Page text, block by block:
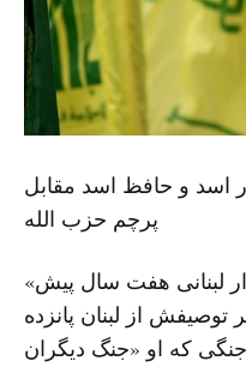
اسد و حافظ اسد مقابل
پرچم حزب الله
«جبران توانی» ناشر و قانونگذار لبنانی هفت سال پیش
از لبنان پانزده
که او «جنگ دیگران